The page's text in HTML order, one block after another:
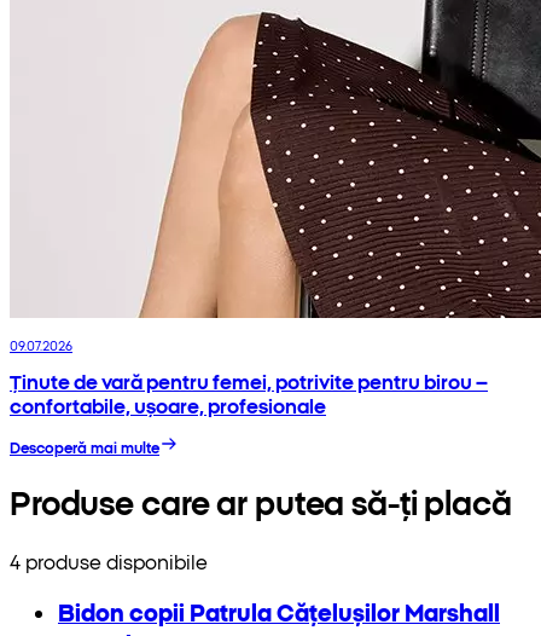
09.07.2026
Ținute de vară pentru femei, potrivite pentru birou –
confortabile, ușoare, profesionale
Descoperă mai multe
Produse care ar putea să-ți placă
4 produse disponibile
Bidon copii Patrula Cățelușilor Marshall